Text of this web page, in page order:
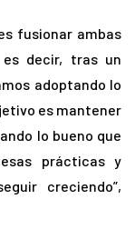
fusionar ambas
decir, tras un
adoptando lo
es mantener
lo bueno que
prácticas y
creciendo”,